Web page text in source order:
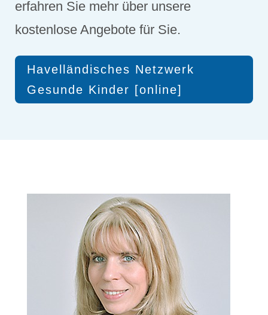
erfahren Sie mehr über unsere
kostenlose Angebote für Sie.
Havelländisches Netzwerk
Gesunde Kinder [online]